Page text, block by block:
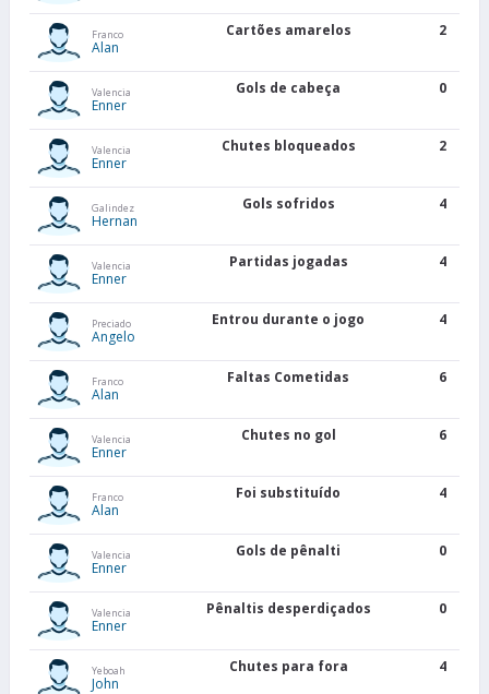
Franco
Alan
Cartões amarelos 2
Valencia
Enner
Gols de cabeça 0
Valencia
Enner
Chutes bloqueados 2
Galindez
Hernan
Gols sofridos 4
Valencia
Enner
Partidas jogadas 4
Preciado
Angelo
Entrou durante o jogo 4
Franco
Alan
Faltas Cometidas 6
Valencia
Enner
Chutes no gol 6
Franco
Alan
Foi substituído 4
Valencia
Enner
Gols de pênalti 0
Valencia
Enner
Pênaltis desperdiçados 0
Yeboah
John
Chutes para fora 4